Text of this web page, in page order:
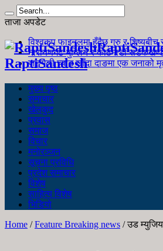
ताजा अपडेट
विश्वकप फाइनलमा हुँदैछ गुरु र शिष्यबीच
नारायणगढ-मुग्लिन र काठमाडौं
जङ्गली च्याउ खाँदा दाङमा एक जनाको
RaptiSandesh
मुख्य पृष्ठ
समाचार
खेलकुद
प्रवास
समाज
विचार
मनोरञ्जन
सूचना प्रविधि
प्रदेश समाचार
विशेष
साहित्य विशेष
भिडियो
Home /Feature Breaking news /उड